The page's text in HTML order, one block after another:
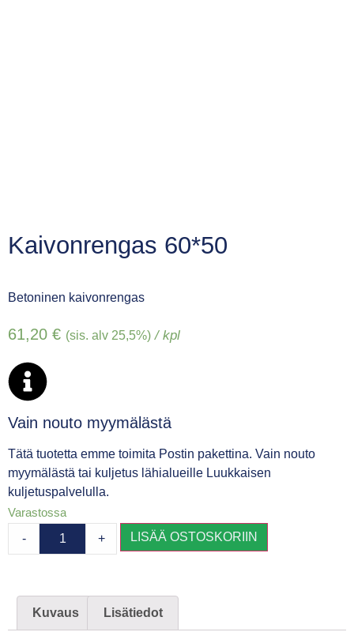
Kaivonrengas 60*50
Betoninen kaivonrengas
61,20 € (sis. alv 25,5%) / kpl
Vain nouto myymälästä
Tätä tuotetta emme toimita Postin pakettina. Vain nouto
myymälästä tai kuljetus lähialueille Luukkaisen
kuljetuspalvelulla.
Varastossa
- + LISÄÄ OSTOSKORIIN
Kuvaus Lisätiedot